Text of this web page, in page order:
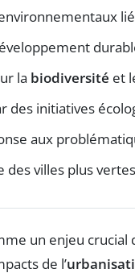
la biodiversité et
des initiatives
aux
des villes plus
un enjeu crucial
de l’